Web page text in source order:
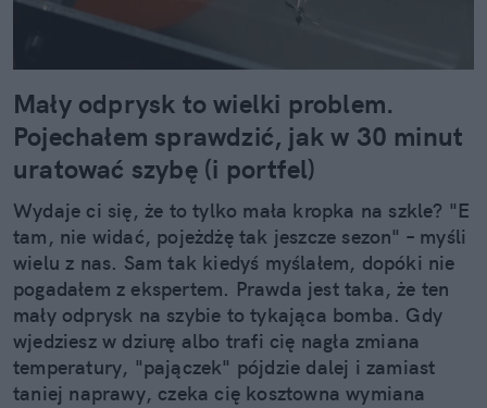
Mały odprysk to wielki problem.
Pojechałem sprawdzić, jak w 30 minut
uratować szybę (i portfel)
Wydaje ci się, że to tylko mała kropka na szkle? "E
tam, nie widać, pojeżdżę tak jeszcze sezon" – myśli
wielu z nas. Sam tak kiedyś myślałem, dopóki nie
pogadałem z ekspertem. Prawda jest taka, że ten
mały odprysk na szybie to tykająca bomba. Gdy
wjedziesz w dziurę albo trafi cię nagła zmiana
temperatury, "pajączek" pójdzie dalej i zamiast
taniej naprawy, czeka cię kosztowna wymiana